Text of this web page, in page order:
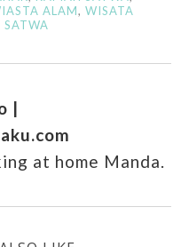
ALAM, WISATA
SATWA
|
at home Manda.